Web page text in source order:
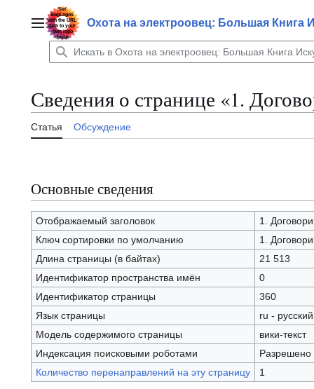
содержаниюГлавное менюОхота на электроовец: Большая Книга
Сведения о странице «1.
Статья Обсуждение
Основные сведения
Отображаемый заголовок
1.
Ключ сортировки по умолчанию
1.
Длина страницы (в байтах)
21 513
Идентификатор пространства имён
0
Идентификатор страницы
360
Язык страницы
ru - русский
Модель содержимого страницы
вики-текст
Индексация поисковыми роботами
Разрешено
Количество перенаправлений на эту страницу
1